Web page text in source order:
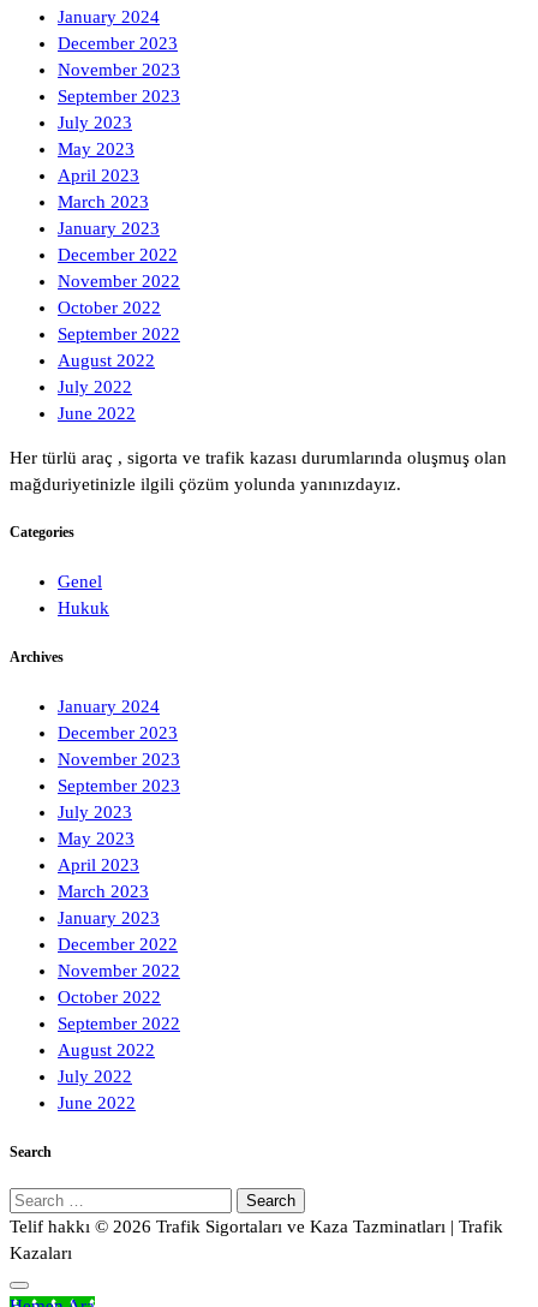
January 2024
December 2023
November 2023
September 2023
July 2023
May 2023
April 2023
March 2023
January 2023
December 2022
November 2022
October 2022
September 2022
August 2022
July 2022
June 2022
Her türlü araç , sigorta ve trafik kazası durumlarında oluşmuş olan
mağduriyetinizle ilgili çözüm yolunda yanınızdayız.
Categories
Genel
Hukuk
Archives
January 2024
December 2023
November 2023
September 2023
July 2023
May 2023
April 2023
March 2023
January 2023
December 2022
November 2022
October 2022
September 2022
August 2022
July 2022
June 2022
Search
Search
for:
Telif hakkı © 2026 Trafik Sigortaları ve Kaza Tazminatları | Trafik
Kazaları